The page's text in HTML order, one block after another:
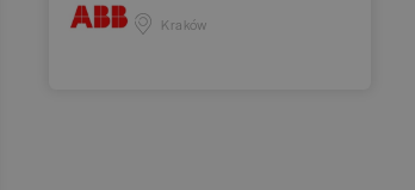
Kraków